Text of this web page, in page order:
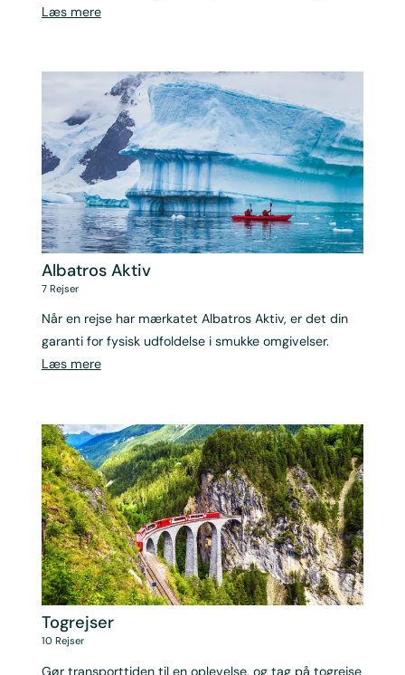
undervejs.
Læs mere
Albatros Aktiv
7 Rejser
Når en rejse har mærkatet Albatros Aktiv, er det din
garanti for fysisk udfoldelse i smukke omgivelser.
Læs mere
Togrejser
10 Rejser
Gør transporttiden til en oplevelse, og tag på togrejse